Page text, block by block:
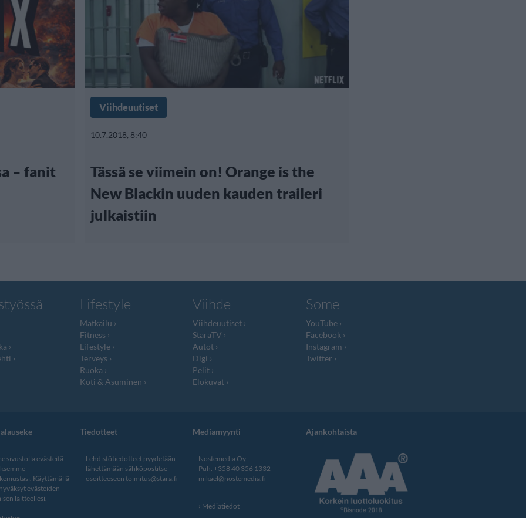
– fanit
Viihdeuutiset
10.7.2018, 8:40
Tässä se viimein on! Orange is the
New Blackin uuden kauden traileri
julkaistiin
Lifestyle
Matkailu
Fitness
Lifestyle
Terveys
Ruoka
Koti & Asuminen
Viihde
Viihdeuutiset
StaraTV
Autot
Digi
Pelit
Elokuvat
Some
YouTube
Facebook
Instagram
Twitter
sivustolla evästeitä
Käyttämällä
evästeiden
laitteellesi.
Tiedotteet
Lehdistötiedotteet pyydetään
lähettämään sähköpostitse
osoitteeseen toimitus@stara.fi
Mediamyynti
Nostemedia Oy
Puh. +358 40 356 1332
mikael@nostemedia.fi
Mediatiedot
Ajankohtaista